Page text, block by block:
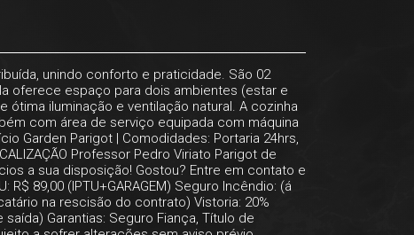
unindo conforto e praticidade. São 02
oferece espaço para dois ambientes (estar e
ótima iluminação e ventilação natural. A cozinha
com área de serviço equipada com máquina
Garden Parigot | Comodidades: Portaria 24hrs,
Professor Pedro Viriato Parigot de
a sua disposição! Gostou? Entre em contato e
R$ 89,00 (IPTU+GARAGEM) Seguro Incêndio: (á
na rescisão do contrato) Vistoria: 20%
Garantias: Seguro Fiança, Título de